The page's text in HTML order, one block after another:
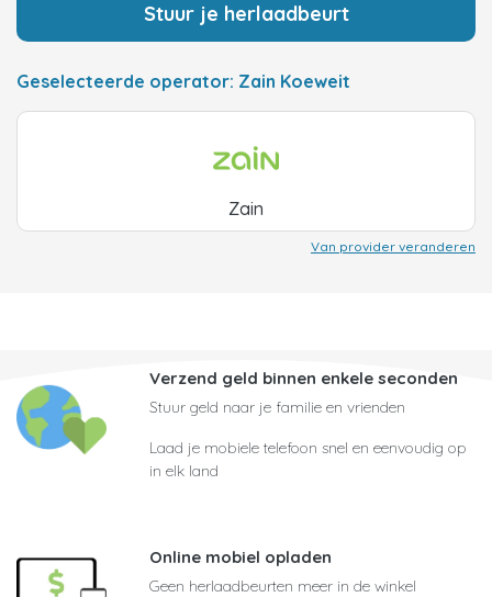
Stuur je herlaadbeurt
Geselecteerde operator: Zain Koeweit
Zain
Van provider veranderen
Verzend geld binnen enkele seconden
Stuur geld naar je familie en vrienden
Laad je mobiele telefoon snel en eenvoudig op
in elk land
Online mobiel opladen
Geen herlaadbeurten meer in de winkel